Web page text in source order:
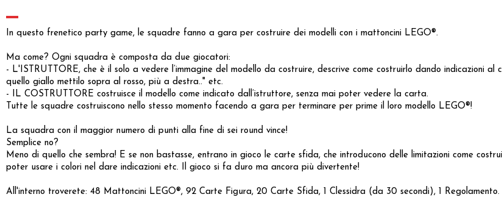
In questo frenetico party game, le squadre fanno a gara per costruire dei modelli con i mattoncini LEGO®.
Ma come? Ogni squadra è composta da due giocatori:
- L'ISTRUTTORE, che è il solo a vedere l’immagine del modello da costruire, descrive come costruirlo dando indicazioni
quello giallo mettilo sopra al rosso, più a destra.." etc.
- IL COSTRUTTORE costruisce il modello come indicato dall’istruttore, senza mai poter vedere la carta.
Tutte le squadre costruiscono nello stesso momento facendo a gara per terminare per prime il loro modello LEGO®!
La squadra con il maggior numero di punti alla fine di sei round vince!
Semplice no?
Meno di quello che sembra! E se non bastasse, entrano in gioco le carte sfida, che introducono delle limitazioni come
poter usare i colori nel dare indicazioni etc. Il gioco si fa duro ma ancora più divertente!
All'interno troverete: 48 Mattoncini LEGO®, 92 Carte Figura, 20 Carte Sfida, 1 Clessidra (da 30 secondi), 1 Regolamento.